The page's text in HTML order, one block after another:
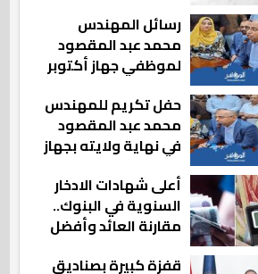
المناصب؟
رسائل المهندس
محمد عبد المقصود
لموظفي جهاز أكتوبر
مشيت والمدينة
رجعت للخلف»
حفل تكريم للمهندس
محمد عبد المقصود
في نهاية ولايته بجهاز
أعلى شهادات الادخار
السنوية في البنوك..
مقارنة العائد وأفضل
قفزة كبيرة بصناديق